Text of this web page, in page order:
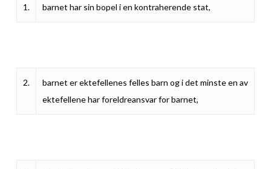
1. barnet har sin bopel i en kontraherende stat,
2.
barnet er ektefellenes felles barn og i det minste en av
ektefellene har foreldreansvar for barnet,